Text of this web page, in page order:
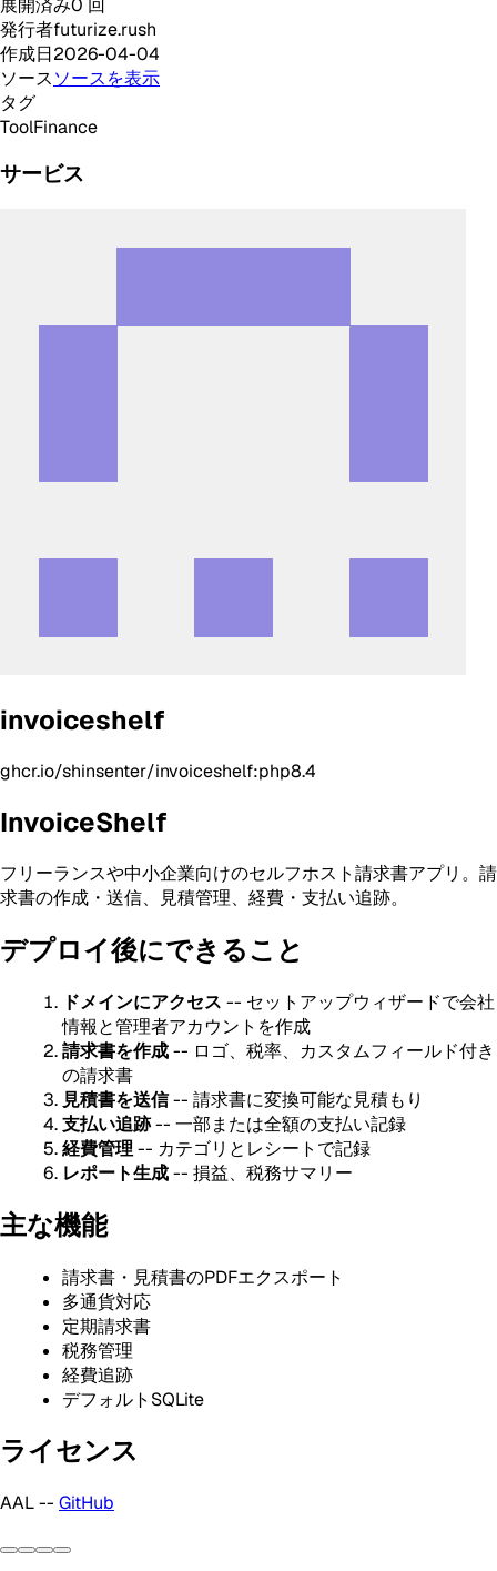
展開済み0 回
発行者futurize.rush
作成日2026-04-04
ソースソースを表示
タグ
ToolFinance
サービス
invoiceshelf
ghcr.io/shinsenter/invoiceshelf:php8.4
InvoiceShelf
フリーランスや中小企業向けのセルフホスト請求書アプリ。請
求書の作成・送信、見積管理、経費・支払い追跡。
デプロイ後にできること
ドメインにアクセス -- セットアップウィザードで会社
情報と管理者アカウントを作成
請求書を作成-- ロゴ、税率、カスタムフィールド付き
の請求書
見積書を送信-- 請求書に変換可能な見積もり
支払い追跡-- 一部または全額の支払い記録
経費管理 -- カテゴリとレシートで記録
レポート生成-- 損益、税務サマリー
主な機能
請求書・見積書のPDFエクスポート
多通貨対応
定期請求書
税務管理
経費追跡
デフォルトSQLite
ライセンス
AAL -- GitHub